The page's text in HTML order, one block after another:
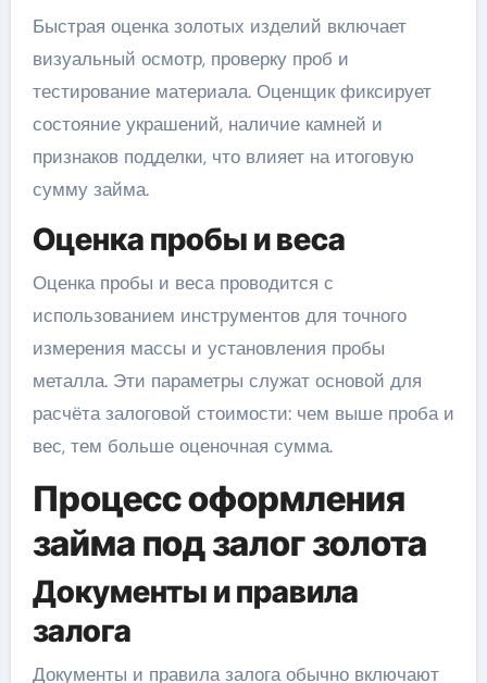
Быстрая оценка золотых изделий включает
визуальный осмотр, проверку проб и
тестирование материала. Оценщик фиксирует
состояние украшений, наличие камней и
признаков подделки, что влияет на итоговую
сумму займа.
Оценка пробы и веса
Оценка пробы и веса проводится с
использованием инструментов для точного
измерения массы и установления пробы
металла. Эти параметры служат основой для
расчёта залоговой стоимости: чем выше проба и
вес, тем больше оценочная сумма.
Процесс оформления
займа под залог золота
Документы и правила
залога
Документы и правила залога обычно включают